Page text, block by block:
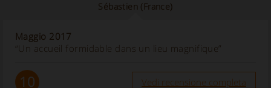
Sébastien (France)
Maggio 2017
“Un accueil formidable dans un lieu magnifique”
10 Vedi recensione completa